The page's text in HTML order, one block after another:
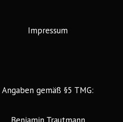
Impressum
Angaben gemäß §5 TMG: